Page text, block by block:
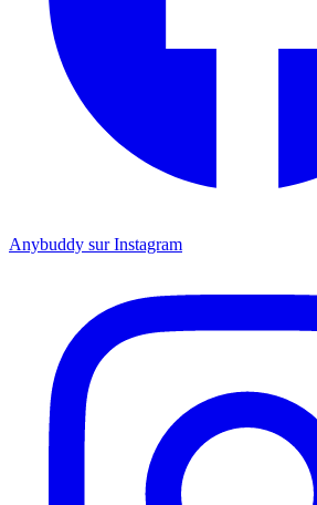
Anybuddy sur Instagram